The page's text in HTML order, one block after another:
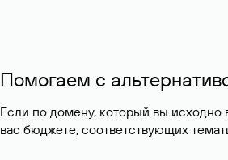
Помогаем с
Если по домену, который вы
вас бюджете, соответствующих